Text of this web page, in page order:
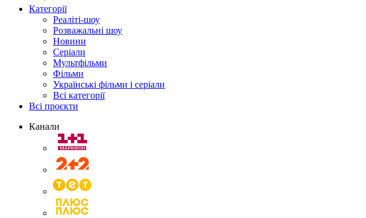
Категорії
Реаліті-шоу
Розважальні шоу
Новини
Серіали
Мультфільми
Фільми
Українські фільми і серіали
Всі категорії
Всі проєкти
Канали